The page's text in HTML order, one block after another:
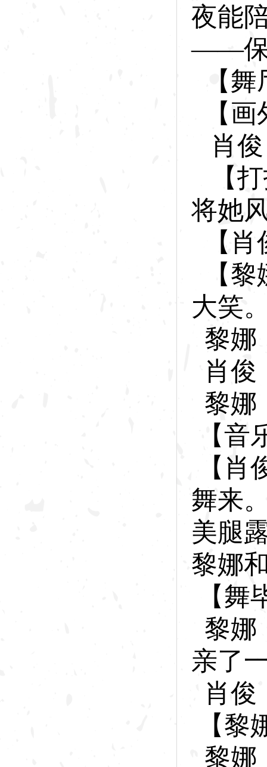
夜能
——
【
【
肖
【打
将她
【
【黎
大笑
黎娜
肖俊
黎娜
【音
【肖
舞来
美腿
黎娜
【
黎娜
亲了
肖俊
【
黎娜